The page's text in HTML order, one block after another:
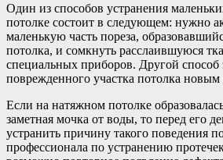
Один из способов устранения
потолке состоит в следующем: нужно
маленькую часть пореза,
потолка, и сомкнуть расслаившуюся
специальных приборов. Другой способ
поврежденного участка потолка
Если на натяжном потолке
заметная мочка от воды, то перед его
устранить причину такого поведения
профессионала по устранению